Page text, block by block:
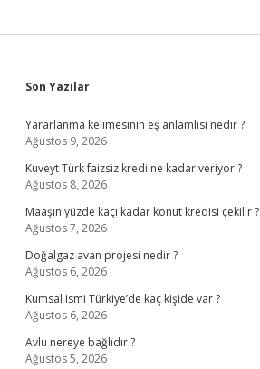
Sidebar
Son Yazılar
Yararlanma kelimesinin eş anlamlısı nedir ?
Ağustos 9, 2026
Kuveyt Türk faizsiz kredi ne kadar veriyor ?
Ağustos 8, 2026
Maaşın yüzde kaçı kadar konut kredisi çekilir ?
Ağustos 7, 2026
Doğalgaz avan projesi nedir ?
Ağustos 6, 2026
Kumsal ismi Türkiye’de kaç kişide var ?
Ağustos 6, 2026
Avlu nereye bağlıdır ?
Ağustos 5, 2026